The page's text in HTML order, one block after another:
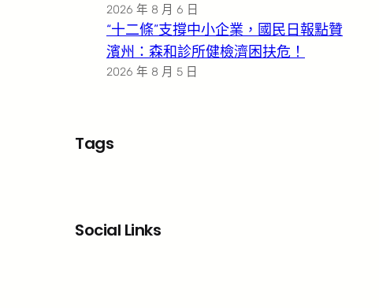
2026 年 8 月 6 日
“十二條”支撐中小企業，國民日報點贊
濱州：森和診所健檢濟困扶危！
2026 年 8 月 5 日
Tags
Social Links